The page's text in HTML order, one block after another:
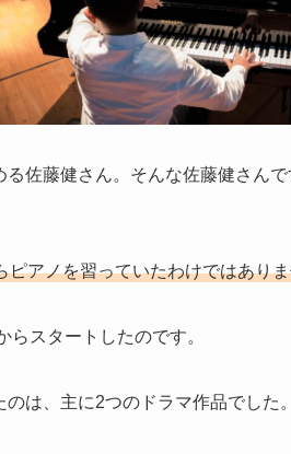
佐藤健さん。そんな佐藤健さん
ピアノを習っていたわけではあり
らスタートしたのです。
は、主に2つのドラマ作品でした。